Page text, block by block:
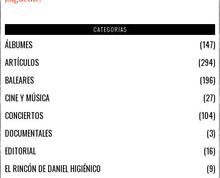
CATEGORIAS
ÁLBUMES
147
ARTÍCULOS
294
BALEARES
196
CINE Y MÚSICA
27
CONCIERTOS
104
DOCUMENTALES
3
EDITORIAL
16
EL RINCÓN DE DANIEL HIGIÉNICO
9